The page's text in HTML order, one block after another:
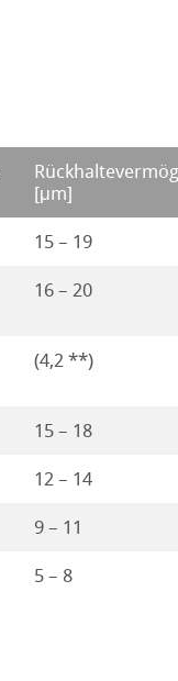
[μm]
15 – 19
16 – 20
(4,2 **)
15 – 18
12 – 14
9 – 11
5 – 8